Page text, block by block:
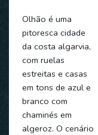
Olhão é uma
pitoresca cidade
da costa algarvia,
com ruelas
estreitas e casas
em tons de azul e
branco com
chaminés em
algeroz. O cenário